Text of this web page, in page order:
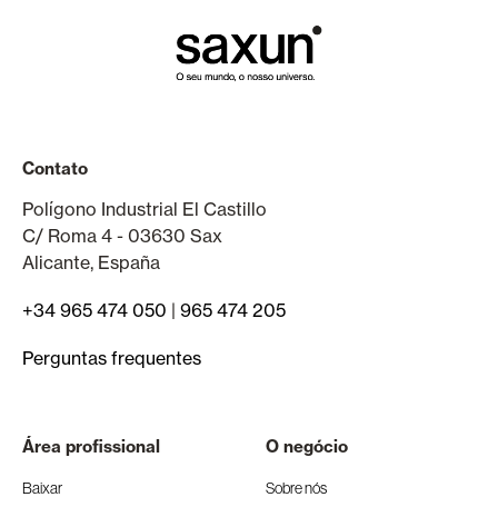
Contato
Polígono Industrial El Castillo
C/ Roma 4 - 03630 Sax
Alicante, España
+34 965 474 050 | 965 474 205
Perguntas frequentes
Área profissional
Baixar
O negócio
Sobre nós